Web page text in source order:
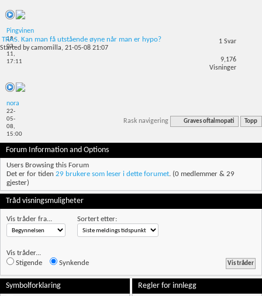
Pingvinen
18-
03-
11,
17:11
TRAS. Kan man få utstående øyne når man er hypo?
Started bycamomilla, 21-05-08 21:07
1 Svar
9,176
Visninger
nora
22-
05-
08,
15:00
Rask navigering Graves oftalmopati Topp
Forum Information and Options
Users Browsing this Forum
Det er for tiden 29 brukere som leser i dette forumet. (0 medlemmer & 29
gjester)
Tråd visningsmuligheter
Vis tråder fra... Sortert etter:
Vis tråder...
Stigende
Synkende
Symbolforklaring Regler for innlegg